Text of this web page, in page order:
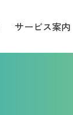
サービス案内